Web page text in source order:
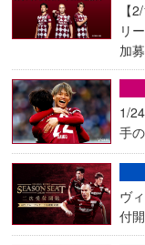
【
リ
加
1/
手
ヴ
付